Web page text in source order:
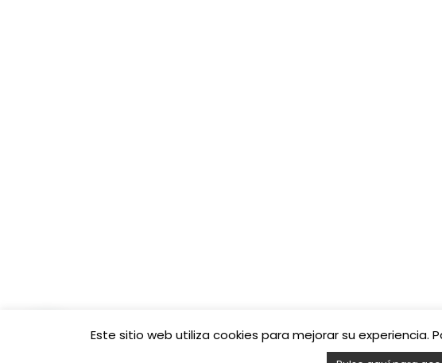
Fibratown | Tu operador de confianza.– Todos los derechos
Este sitio web utiliza cookies para mejorar su